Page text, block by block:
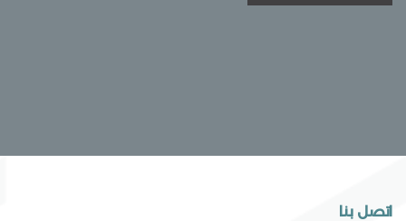
اتصل بنا